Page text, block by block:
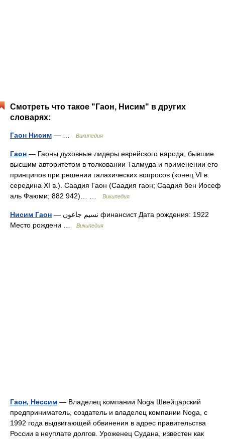
Смотреть что такое "Гаон, Нисим" в других
словарях:
Гаон Нисим — … Википедия
Гаон — Гаоны духовные лидеры еврейского народа, бывшие
высшим авторитетом в толковании Талмуда и применении его
принципов при решении галахических вопросов (конец VI в.
середина XI в.). Саадия Гаон (Саадия гаон; Саадия бен Иосеф
аль Фаюми; 882 942)… …
Википедия
Нисим Гаон — نسيم جاعون финансист Дата рождения: 1922
Место рождени …
Википедия
Гаон, Нессим — Владелец компании Noga Швейцарский
предприниматель, создатель и владелец компании Noga, с
1992 года выдвигающей обвинения в адрес правительства
России в неуплате долгов. Уроженец Судана, известен как